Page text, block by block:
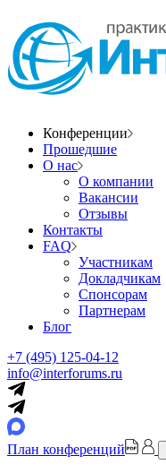
Конференции
Прошедшие
О нас
О компании
Вакансии
Отзывы
Контакты
FAQ
Участникам
Докладчикам
Спонсорам
Партнерам
Блог
+7 (495) 125-04-12
info@interforums.ru
План конференций